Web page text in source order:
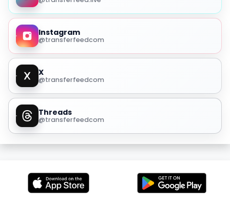
Instagram
@transferfeedcom
X
@transferfeedcom
Threads
@transferfeedcom